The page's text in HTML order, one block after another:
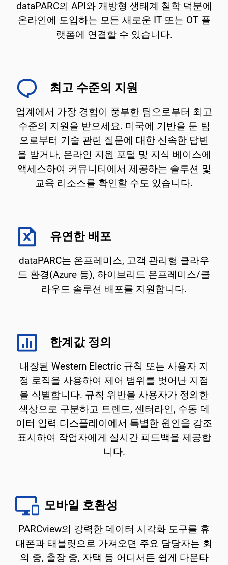
dataPARC의 API와 개방형 생태계 철학 덕분에
온라인에 도입하는 모든 새로운 IT 또는 OT 플
랫폼에 연결할 수 있습니다.
최고 수준의 지원
업계에서 가장 경험이 풍부한 팀으로부터 최고
수준의 지원을 받으세요. 미국에 기반을 둔 팀
으로부터 기술 관련 질문에 대한 신속한 답변
을 받거나, 온라인 지원 포털 및 지식 베이스에
액세스하여 커뮤니티에서 제공하는 솔루션 및
교육 리소스를 확인할 수도 있습니다.
유연한 배포
dataPARC는 온프레미스, 고객 관리형 클라우
드 환경(Azure 등), 하이브리드 온프레미스/클
라우드 솔루션 배포를 지원합니다.
한계값 정의
내장된 Western Electric 규칙 또는 사용자 지
정 로직을 사용하여 제어 범위를 벗어난 지점
을 식별합니다. 규칙 위반을 사용자가 정의한
색상으로 구분하고 트렌드, 센터라인, 수동 데
이터 입력 디스플레이에서 특별한 원인을 강조
표시하여 작업자에게 실시간 피드백을 제공합
니다.
모바일 호환성
PARCview의 강력한 데이터 시각화 도구를 휴
대폰과 태블릿으로 가져오면 주요 담당자는 회
의 중, 출장 중, 자택 등 어디서든 쉽게 다운타